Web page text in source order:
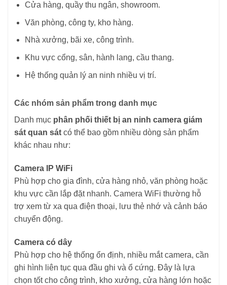
Cửa hàng, quầy thu ngân, showroom.
Văn phòng, công ty, kho hàng.
Nhà xưởng, bãi xe, công trình.
Khu vực cổng, sân, hành lang, cầu thang.
Hệ thống quản lý an ninh nhiều vị trí.
Các nhóm sản phẩm trong danh mục
Danh mục phân phối thiết bị an ninh camera giám
sát quan sát có thể bao gồm nhiều dòng sản phẩm
khác nhau như:
Camera IP WiFi
Phù hợp cho gia đình, cửa hàng nhỏ, văn phòng hoặc
khu vực cần lắp đặt nhanh. Camera WiFi thường hỗ
trợ xem từ xa qua điện thoại, lưu thẻ nhớ và cảnh báo
chuyển động.
Camera có dây
Phù hợp cho hệ thống ổn định, nhiều mắt camera, cần
ghi hình liên tục qua đầu ghi và ổ cứng. Đây là lựa
chọn tốt cho công trình, kho xưởng, cửa hàng lớn hoặc